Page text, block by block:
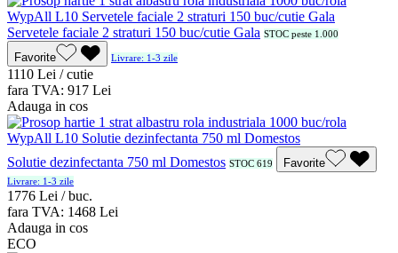
Servetele faciale 2 straturi 150 buc/cutie Gala STOC peste 1.000
Favorite Livrare: 1-3 zile
1110 Lei / cutie
fara TVA: 917 Lei
Adauga in cos
Solutie dezinfectanta 750 ml Domestos STOC 619 Favorite
Livrare: 1-3 zile
1776 Lei / buc.
fara TVA: 1468 Lei
Adauga in cos
ECO